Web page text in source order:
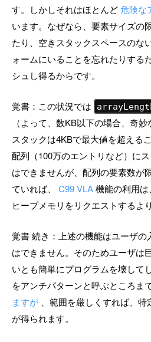
す。しかしそれはほとんど危険な
います。なぜなら、要素サイズの
たり、空きスタックスペースのな
ォームにいることを忘れたりする
シュし得るからです。
覚書：この状況では
（よって、数KB以下の場合、奇
スタックは4KBで最大値を超える
配列（100万のエントリなど）に
はできませんが、配列の要素数が
ていれば、 C99 VLA機能の利用
ヒープメモリをリクエストするよ
覚書 続き：上述の機能はユーザの
はできません。そのためユーザは
いとも簡単にプログラムを壊して
をアンチパターンと呼ぶところま
ますが 、範囲を厳しくすれば、
が得られます。